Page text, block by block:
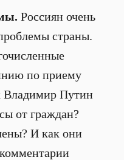
Россиян очень
страны.
по приему
Владимир Путин
от граждан?
И как они